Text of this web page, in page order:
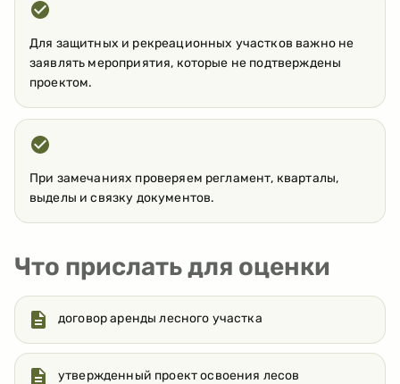
Для защитных и рекреационных участков важно не
заявлять мероприятия, которые не подтверждены
проектом.
При замечаниях проверяем регламент, кварталы,
выделы и связку документов.
Что прислать для оценки
договор аренды лесного участка
утвержденный проект освоения лесов